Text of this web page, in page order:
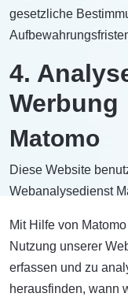
gesetzliche
4.
Werbung
Matomo
Diese Website
Webanalysedienst
Mit Hilfe von
Nutzung unserer
erfassen und zu
herausfinden, wann